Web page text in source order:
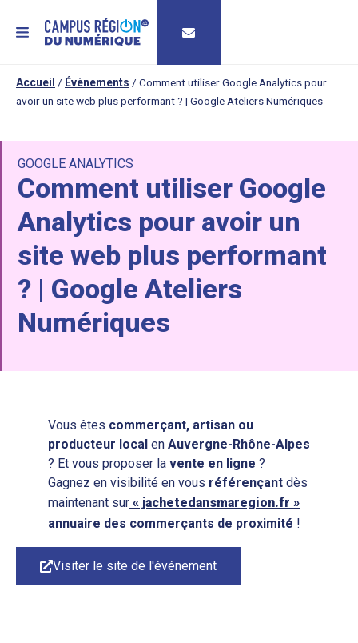
MENU
Accueil / Évènements / Comment utiliser Google Analytics pour
avoir un site web plus performant ? | Google Ateliers Numériques
GOOGLE ANALYTICS
Comment utiliser Google
Analytics pour avoir un
site web plus performant
? | Google Ateliers
Numériques
Vous êtes commerçant, artisan ou
producteur local en Auvergne-Rhône-Alpes
? Et vous proposer la vente en ligne ?
Gagnez en visibilité en vous référençant dès
maintenant sur « jachetedansmaregion.fr »
annuaire des commerçants de proximité !
Visiter le site de l'événement